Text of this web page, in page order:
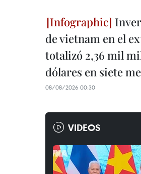
de vietnam en el
totalizó 2,36 mil
dólares en siete
08/08/2026 00:30
VIDEOS